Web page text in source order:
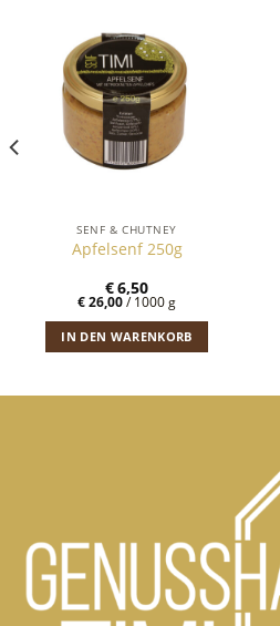
SENF & CHUTNEY
Apfelsenf 250g
€6,50
€26,00/1000g
IN DEN WARENKORB